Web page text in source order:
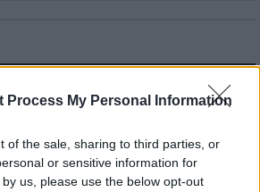
Process My Personal Information
of the sale, sharing to third parties, or
or sensitive information for
us, please use the below opt-out
az eső a Duna vízgyűjtőjére